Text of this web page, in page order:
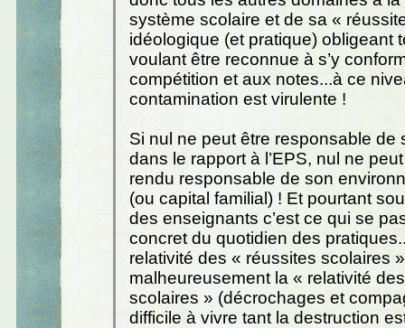
système scolaire et de sa «
idéologique (et pratique) obligeant
voulant être reconnue à s’y
compétition et aux notes...à ce
contamination est virulente !
Si nul ne peut être responsable de
dans le rapport à l’EPS, nul ne
rendu responsable de son
(ou capital familial) ! Et pourtant
des enseignants c’est ce qui se
concret du quotidien des
relativité des « réussites scolaires
malheureusement la « relativité
scolaires » (décrochages et
difficile à vivre tant la destruction